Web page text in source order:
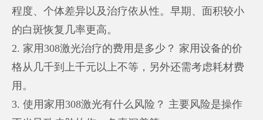
程度、个体差异以及治疗依从性。早期、面积较小
的白斑恢复几率更高。
2. 家用308激光治疗的费用是多少？ 家用设备的价
格从几千到上千元以上不等，另外还需考虑耗材费
用。
3. 使用家用308激光有什么风险？ 主要风险是操作